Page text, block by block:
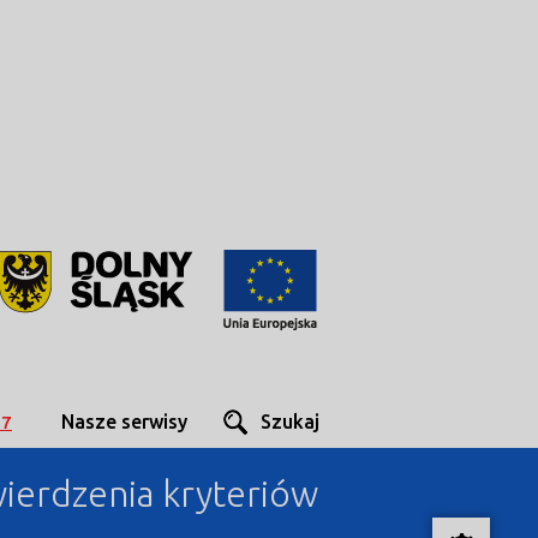
Szukaj
Nasze serwisy
kryteriów